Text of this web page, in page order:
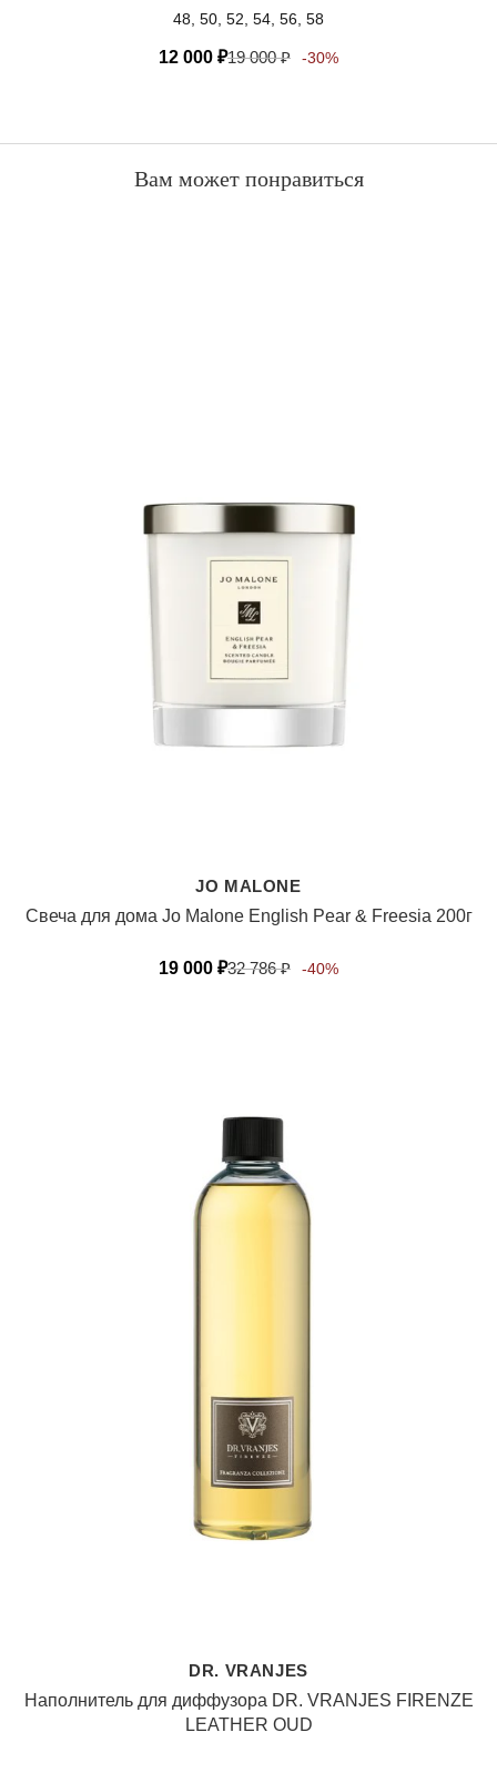
48, 50, 52, 54, 56, 58
12 000 ₽19 000₽ -30%
Вам может понравиться
JO MALONE
Свеча для дома Jo Malone English Pear & Freesia 200г
19 000 ₽32 786₽ -40%
DR. VRANJES
Наполнитель для диффузора DR. VRANJES FIRENZE
LEATHER OUD